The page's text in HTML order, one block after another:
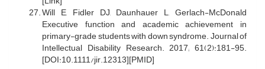
Will E, Fidler DJ, Daunhauer L, Gerlach-McDonald
Executive function and academic achievement in
primary-grade students with down syndrome. Journal of
Intellectual Disability Research. 2017; 61(2):181-95.
[DOI:10.1111/jir.12313][PMID]